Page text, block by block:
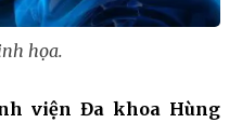
họa.
viện Đa khoa Hùng